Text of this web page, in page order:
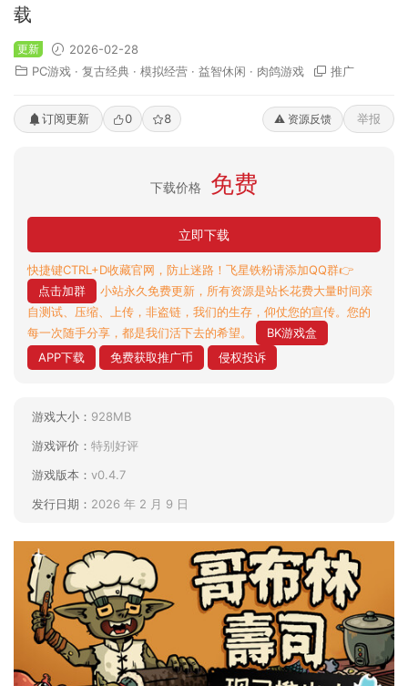
载
更新
2026-02-28
PC游戏 · 复古经典 · 模拟经营 · 益智休闲 · 肉鸽游戏 推广
订阅更新 0 8 ⚠️ 资源反馈 举报
下载价格 免费
立即下载
快捷键CTRL+D收藏官网，防止迷路！飞星铁粉请添加QQ群👉
点击加群
小站永久免费更新，所有资源是站长花费大量时间亲
自测试、压缩、上传，非盗链，我们的生存，仰仗您的宣传。您的
每一次随手分享，都是我们活下去的希望。
BK游戏盒
APP下载
免费获取推广币 侵权投诉
游戏大小： 928MB
游戏评价： 特别好评
游戏版本： v0.4.7
发行日期： 2026 年 2 月 9 日